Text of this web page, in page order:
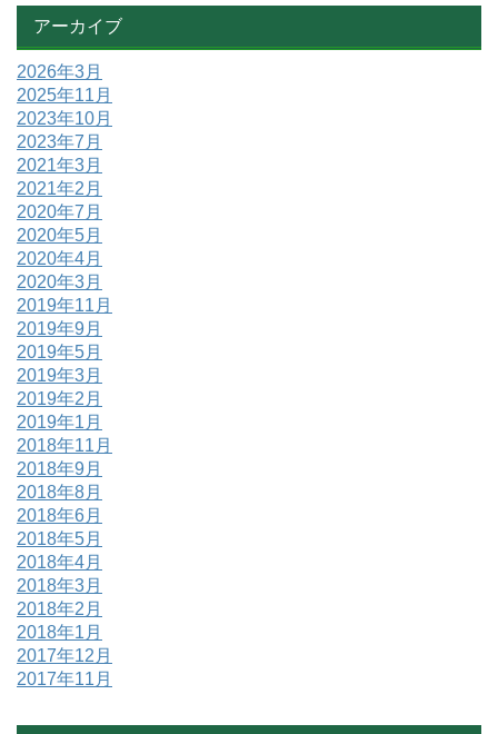
アーカイブ
2026年3月
2025年11月
2023年10月
2023年7月
2021年3月
2021年2月
2020年7月
2020年5月
2020年4月
2020年3月
2019年11月
2019年9月
2019年5月
2019年3月
2019年2月
2019年1月
2018年11月
2018年9月
2018年8月
2018年6月
2018年5月
2018年4月
2018年3月
2018年2月
2018年1月
2017年12月
2017年11月